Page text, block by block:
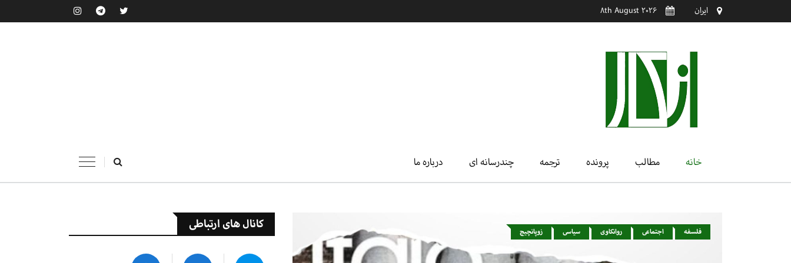
ایران 8th August 2026
خانه مطالب پرونده ترجمه چندرسانه ای درباره ما
فلسفه اجتماعی روانکاوی سیاسی زوپانچیچ کانال های ارتباطی